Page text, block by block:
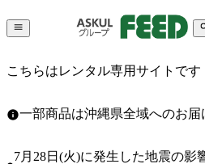
こちらはレンタル専用サイトです
一部商品は沖縄県全域へのお
7月28日(火)に発生した地震の影